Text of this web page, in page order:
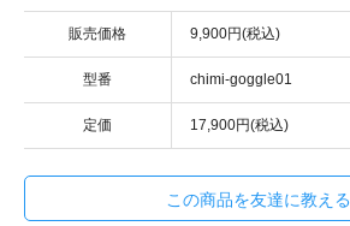
販売価格 9,900円(税込)
型番 chimi-goggle01
定価 17,900円(税込)
この商品を友達に教える